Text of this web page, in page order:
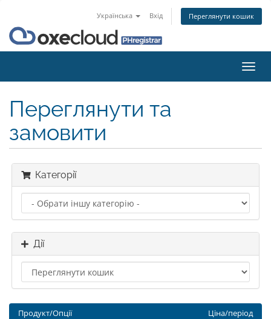
Українська Вхід Переглянути кошик
Переглянути та
замовити
Категорії
Дії
Продукт/Опції Ціна/період